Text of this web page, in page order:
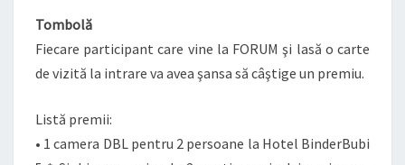
Tombolă
Fiecare participant care vine la FORUM şi lasă o carte
de vizită la intrare va avea şansa să câştige un premiu.
Listă premii:
• 1 camera DBL pentru 2 persoane la Hotel BinderBubi